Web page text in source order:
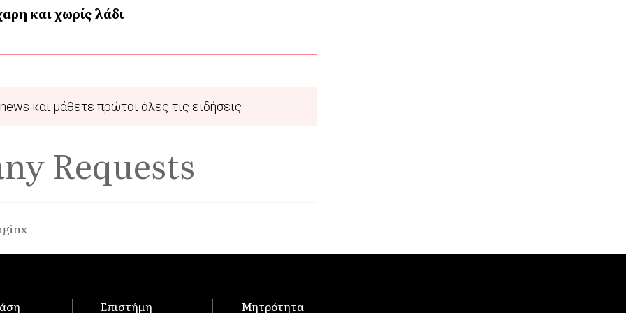
και χωρίς λάδι
και μάθετε πρώτοι όλες τις ειδήσεις
Requests
Επιστήμη Μητρότητα